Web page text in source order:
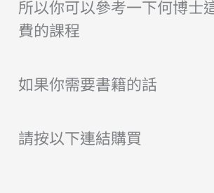
所以你可以參考一下何博士
費的課程
如果你需要書籍的話
請按以下連結購買